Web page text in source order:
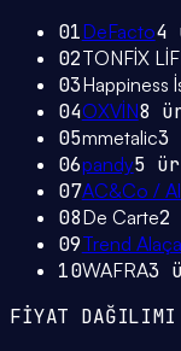
01DeFacto4
02TONFİX
03Happiness
04OXVİN8
05mmetalic3
06pandy5
07AC&Co /
08De Carte2
09Trend
10WAFRA3
FİYAT DAĞILIMI